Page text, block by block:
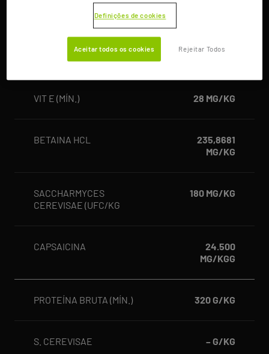
SELÊNIO (MÍN.)
VIT A (MÍN.)
20.000
VIT E (MÍN.) 28 MG/KG
BETAINA HCL
235,8681
MG/KG
SACCHARMYCES
CEREVISAE (UFC/KG
180 MG/KG
CAPSAICINA
24.500
MG/KGG
PROTEÍNA BRUTA (MÍN.) 320 G/KG
S. CEREVISAE – G/KG
Definições de cookies
Rejeitar Todos
Aceitar todos os cookies